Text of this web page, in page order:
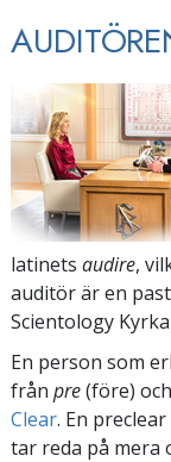
latinets audire,
auditör är en
Scientology
En person som
från pre(före) och
Clear. En
tar reda på mera